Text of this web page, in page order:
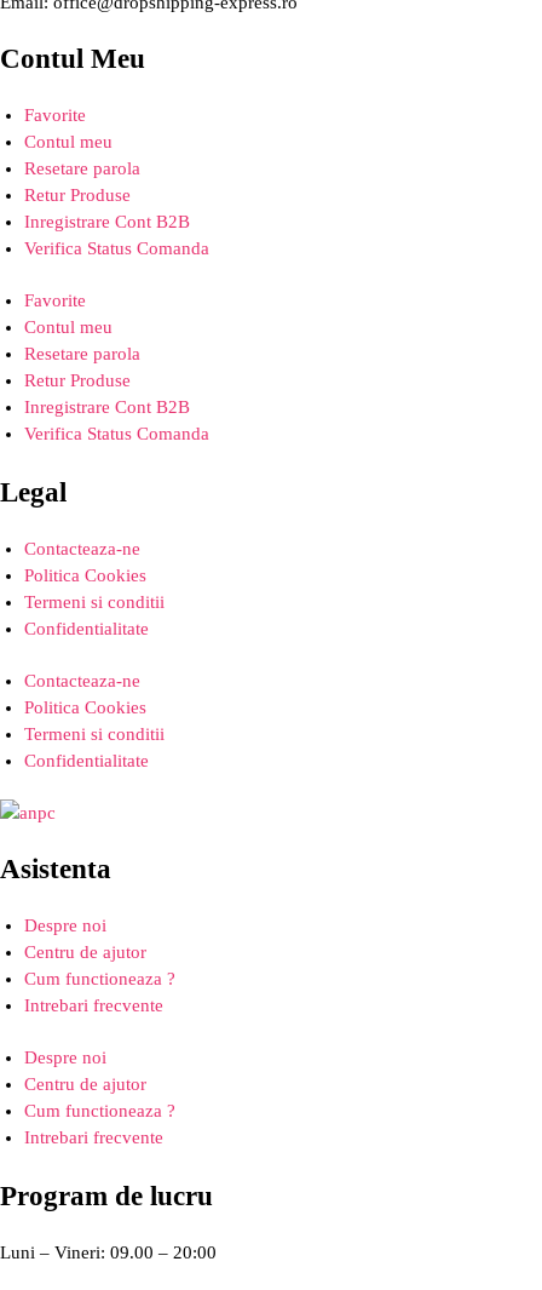
Contul Meu
Favorite
Contul meu
Resetare parola
Retur Produse
Inregistrare Cont B2B
Verifica Status Comanda
Favorite
Contul meu
Resetare parola
Retur Produse
Inregistrare Cont B2B
Verifica Status Comanda
Legal
Contacteaza-ne
Politica Cookies
Termeni si conditii
Confidentialitate
Contacteaza-ne
Politica Cookies
Termeni si conditii
Confidentialitate
Asistenta
Despre noi
Centru de ajutor
Cum functioneaza ?
Intrebari frecvente
Despre noi
Centru de ajutor
Cum functioneaza ?
Intrebari frecvente
Program de lucru
Luni – Vineri: 09.00 – 20:00